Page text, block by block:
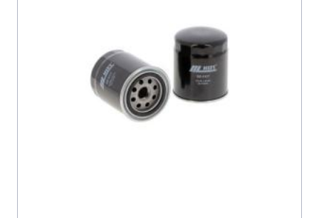
CATERPILLAR 3116
CATERPILLAR 311 CU CATERPILLAR 311 D LRR
CATERPILLAR 3126 CATERPILLAR 312 C